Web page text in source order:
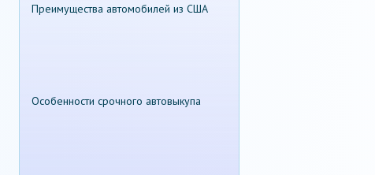
Преимущества автомобилей из США
Особенности срочного автовыкупа